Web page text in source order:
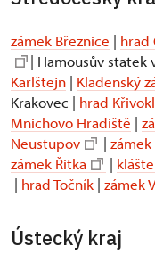
zámek Březnice | hrad
| Hamousův statek
Karlštejn | Kladenský
Krakovec | hrad
Mnichovo Hradiště |
Neustupov
| zámek
zámek Řitka
|
| hrad Točník | zámek
Ústecký kraj